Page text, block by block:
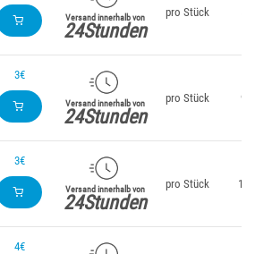
Versand innerhalb von
24Stunden
pro Stück
3€
Versand innerhalb von
24Stunden
pro Stück 98
3€
Versand innerhalb von
24Stunden
pro Stück 112
4€